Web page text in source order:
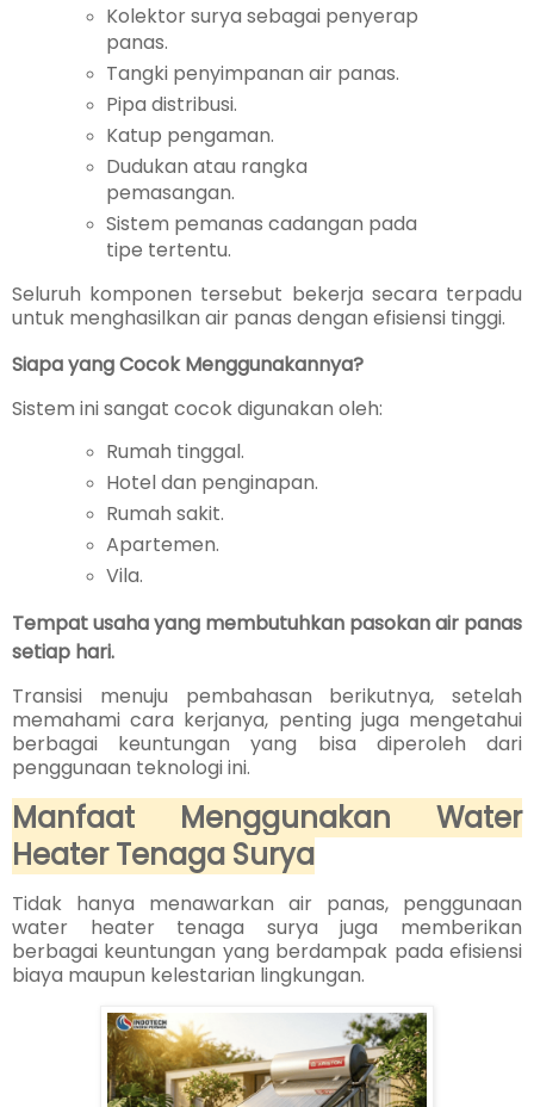
Kolektor surya sebagai penyerap
panas.
Tangki penyimpanan air panas.
Pipa distribusi.
Katup pengaman.
Dudukan atau rangka
pemasangan.
Sistem pemanas cadangan pada
tipe tertentu.
Seluruh komponen tersebut bekerja secara terpadu
untuk menghasilkan air panas dengan efisiensi tinggi.
Siapa yang Cocok Menggunakannya?
Sistem ini sangat cocok digunakan oleh:
Rumah tinggal.
Hotel dan penginapan.
Rumah sakit.
Apartemen.
Vila.
Tempat usaha yang membutuhkan pasokan air panas
setiap hari.
Transisi menuju pembahasan berikutnya, setelah
memahami cara kerjanya, penting juga mengetahui
berbagai keuntungan yang bisa diperoleh dari
penggunaan teknologi ini.
Manfaat Menggunakan Water
Heater Tenaga Surya
Tidak hanya menawarkan air panas, penggunaan
water heater tenaga surya juga memberikan
berbagai keuntungan yang berdampak pada efisiensi
biaya maupun kelestarian lingkungan.